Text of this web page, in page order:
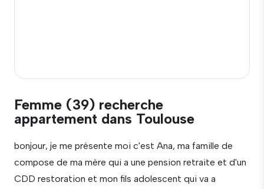
Femme (39) recherche
appartement dans Toulouse
bonjour, je me présente moi c'est Ana, ma famille de
compose de ma mère qui a une pension retraite et d'un
CDD restoration et mon fils adolescent qui va a